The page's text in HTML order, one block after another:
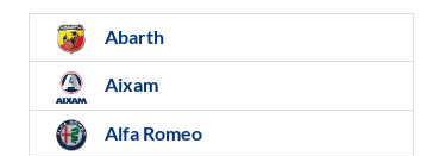
Abarth
Aixam
Alfa Romeo